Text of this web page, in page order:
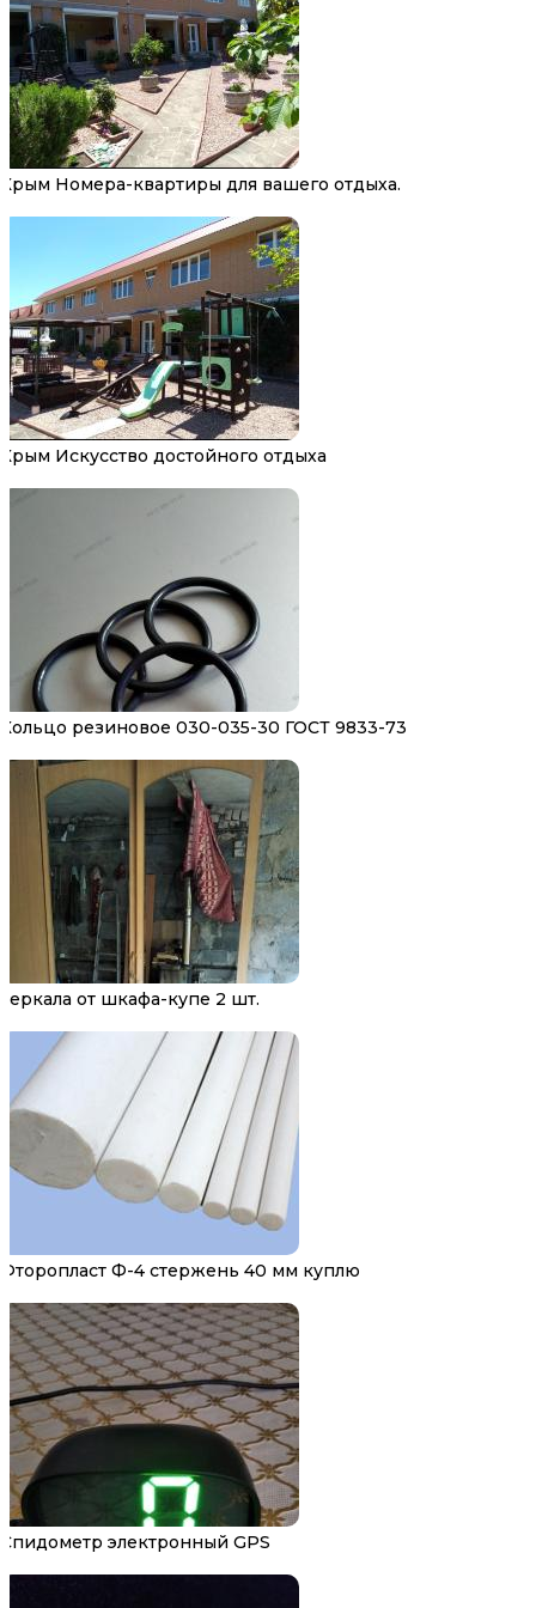
Крым Номера-квартиры для вашего отдыха.
Крым Искусство достойного отдыха
Кольцо резиновое 030-035-30 ГОСТ 9833-73
Зеркала от шкафа-купе 2 шт.
Фторопласт Ф-4 стержень 40 мм куплю
Спидометр электронный GPS